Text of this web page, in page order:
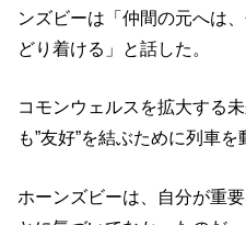
ンズビーは「仲間の元へは
どり着ける」と話した。
コモンウェルスを拡大する
も”友好”を結ぶために列車を
ホーンズビーは、自分が重